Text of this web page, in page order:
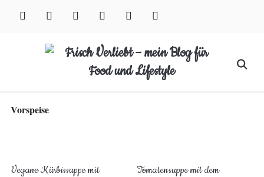
facebook instagram pinterest twitter xing youtube
Search
Vorspeise
Vegane Kürbissuppe mit
Tomatensuppe mit dem